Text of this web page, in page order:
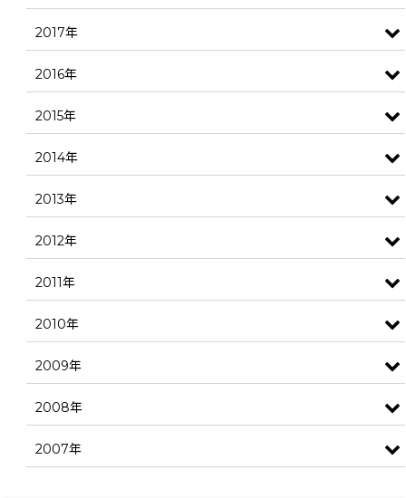
2017年
2016年
2015年
2014年
2013年
2012年
2011年
2010年
2009年
2008年
2007年